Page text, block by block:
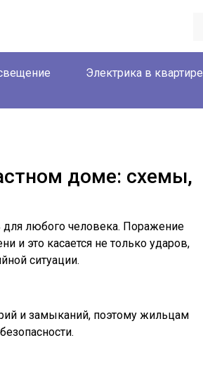
Электрика в квартире
доме: схемы,
для любого человека. Поражение
и это касается не только ударов,
ситуации.
и замыканий, поэтому жильцам